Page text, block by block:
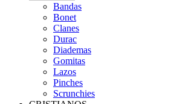
Bandas
Bonet
Clanes
Durac
Diademas
Gomitas
Lazos
Pinches
Scrunchies